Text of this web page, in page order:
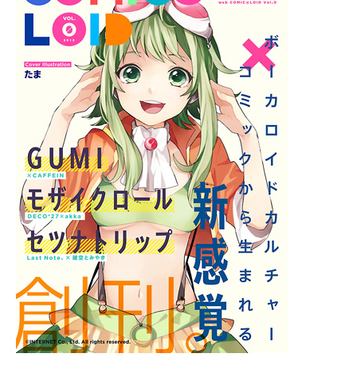
AI活用のいまが分かる
企業ITのトレンドを詳説
経営リーダーのコミュニティ
マーケ×ITの今がよく分かる
ITエンジニア向け専門サイト
企業向けIT製品の総合サイト
IT製品の技術・比較・事例
製造業のIT導入・活用を支援
モノづくり技術者専門サイト
エレクトロニクス専門サイト